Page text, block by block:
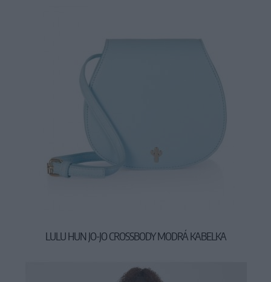
LULU HUN JO-JO CROSSBODY MODRÁ KABELKA
29,90 €